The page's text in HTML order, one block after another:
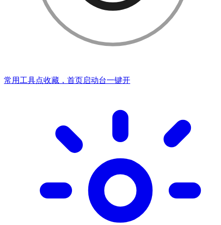
常用工具点收藏，首页启动台一键开